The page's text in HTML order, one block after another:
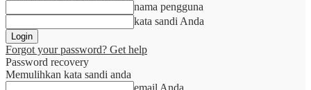
nama pengguna
kata sandi Anda
Forgot your password? Get help
Password recovery
Memulihkan kata sandi anda
email Anda